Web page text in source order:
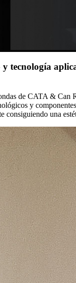
y tecnología
de CATA & Can
y
consiguiendo una